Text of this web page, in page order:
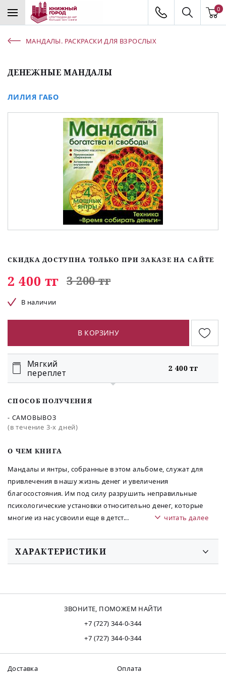
0
МАНДАЛЫ. РАСКРАСКИ ДЛЯ ВЗРОСЛЫХ
ДЕНЕЖНЫЕ МАНДАЛЫ
ЛИЛИЯ ГАБО
O ЧЕМ КНИГА
Мандалы и янтры, собранные в этом альбоме, служат для
привлечения в нашу жизнь денег и увеличения
благосостояния. Им под силу разрушить неправильные
психологические установки относительно денег, которые
многие из нас усвоили еще в детст... читать далее
СКИДКА ДОСТУПНА ТОЛЬКО ПРИ ЗАКАЗЕ НА САЙТЕ
2 400 тг 3 200 тг
В наличии
В КОРЗИНУ
Мягкий
переплет
2 400 тг
СПОСОБ ПОЛУЧЕНИЯ
- САМОВЫВОЗ
(в течение 3-х дней)
ХАРАКТЕРИСТИКИ
ЗВОНИТЕ, ПОМОЖЕМ НАЙТИ
+7 (727) 344-0-344
+7 (727) 344-0-344
Доставка
Оплата